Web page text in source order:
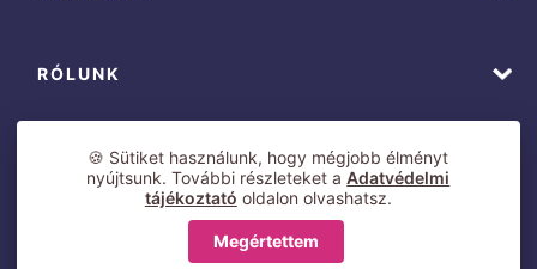
RÓLUNK
🍪 Sütiket használunk, hogy mégjobb élményt
nyújtsunk. További részleteket aAdatvédelmi
tájékoztató oldalon olvashatsz.
Megértettem